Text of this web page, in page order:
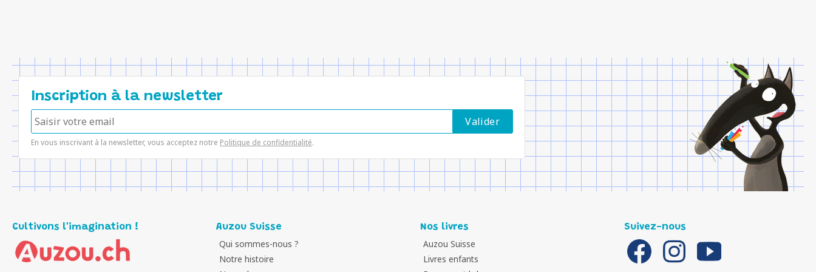
Inscription à la newsletter
En vous inscrivant à la newsletter, vous acceptez notre Politique de confidentialité.
Cultivons l'imagination ! Auzou Suisse
Qui sommes-nous ?
Notre histoire
Nos livres
Auzou Suisse
Livres enfants
Suivez-nous